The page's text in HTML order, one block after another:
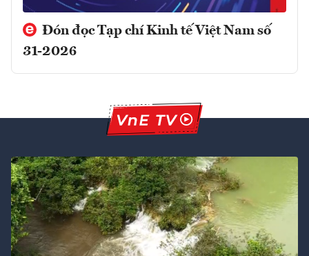
Đón đọc Tạp chí Kinh tế Việt Nam số
31-2026